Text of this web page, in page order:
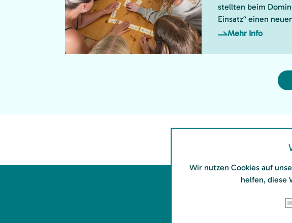
stellten beim
Einsatz“ einen
Mehr Info
Wir nutzen Cookies auf
helfen, diese